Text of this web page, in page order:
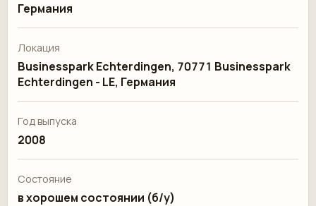
Германия
Локация
Businesspark Echterdingen, 70771 Businesspark
Echterdingen - LE, Германия
Год выпуска
2008
Состояние
в хорошем состоянии (б/у)